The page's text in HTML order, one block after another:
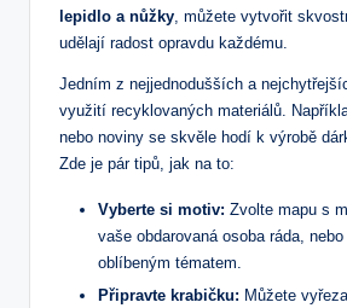
lepidlo a nůžky , můžete vytvořit
udělají radost opravdu každému.
Jedním z nejjednodušších a
využití recyklovaných materiálů.
nebo noviny se skvěle hodí k výrobě
Zde je pár tipů, jak na to:
Vyberte si motiv: Zvolte mapu s
vaše obdarovaná osoba ráda,
oblíbeným tématem.
Připravte krabičku: Můžete